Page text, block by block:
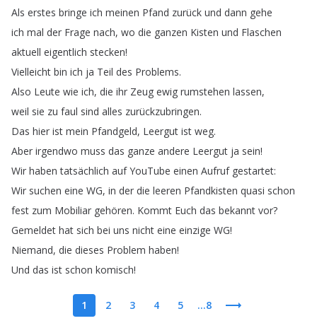
Als erstes bringe ich meinen Pfand zurück und dann gehe
ich mal der Frage nach, wo die ganzen Kisten und Flaschen
aktuell eigentlich stecken!
Vielleicht bin ich ja Teil des Problems.
Also Leute wie ich, die ihr Zeug ewig rumstehen lassen,
weil sie zu faul sind alles zurückzubringen.
Das hier ist mein Pfandgeld, Leergut ist weg.
Aber irgendwo muss das ganze andere Leergut ja sein!
Wir haben tatsächlich auf YouTube einen Aufruf gestartet:
Wir suchen eine WG, in der die leeren Pfandkisten quasi schon
fest zum Mobiliar gehören. Kommt Euch das bekannt vor?
Gemeldet hat sich bei uns nicht eine einzige WG!
Niemand, die dieses Problem haben!
Und das ist schon komisch!
1 2 3 4 5 ...8